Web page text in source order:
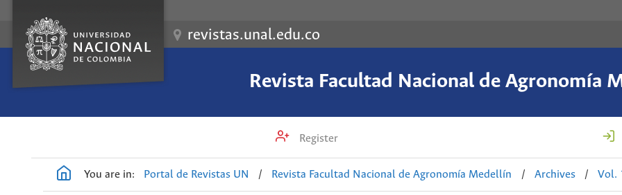
revistas.unal.edu.co
Revista Facultad Nacional de Agronomía
Register
You are in: Portal de Revistas UN / Revista Facultad Nacional de Agronomía Medellín / Archives / Vol.